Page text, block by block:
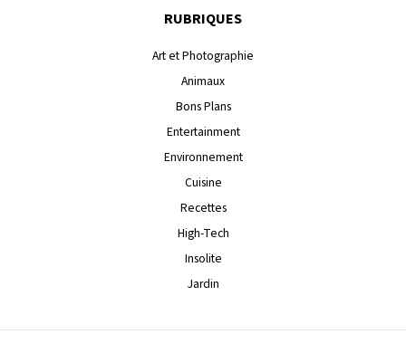
RUBRIQUES
Art et Photographie
Animaux
Bons Plans
Entertainment
Environnement
Cuisine
Recettes
High-Tech
Insolite
Jardin